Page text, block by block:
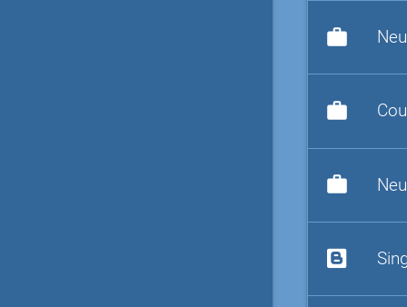
work
work
work